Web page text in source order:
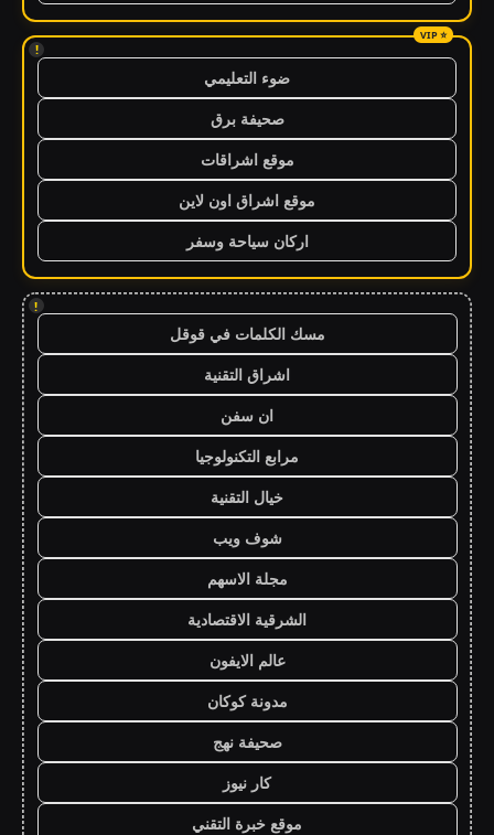
!
ضوء التعليمي
صحيفة برق
موقع اشراقات
موقع اشراق اون لاين
اركان سياحة وسفر
!
مسك الكلمات في قوقل
اشراق التقنية
ان سفن
مرابع التكنولوجيا
خيال التقنية
شوف ويب
مجلة الاسهم
الشرقية الاقتصادية
عالم الايفون
مدونة كوكان
صحيفة نهج
كار نيوز
موقع خبرة التقني